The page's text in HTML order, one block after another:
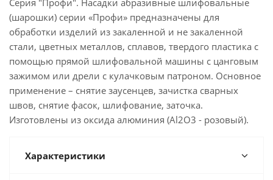
Серия "Профи". Насадки абразивные шлифовальные
(шарошки) серии «Профи» предназначены для
обработки изделий из закаленной и не закаленной
стали, цветных металлов, сплавов, твердого пластика с
помощью прямой шлифовальной машины с цанговым
зажимом или дрели с кулачковым патроном. Основное
применение – снятие заусенцев, зачистка сварных
швов, снятие фасок, шлифование, заточка.
Изготовлены из оксида алюминия (Аl2O3 - розовый).
Характеристики